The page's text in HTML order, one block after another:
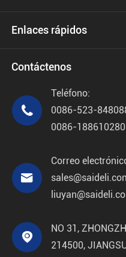
Enlaces rápidos
Contáctenos

Teléfono:
0086-523-
0086-

Correo

NO 31,
214500,